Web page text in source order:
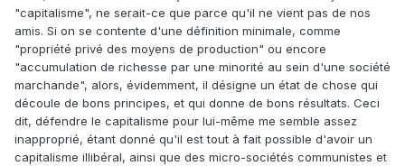
"capitalisme", ne serait-ce que parce qu'il ne vient pas de nos
amis. Si on se contente d'une définition minimale, comme
"propriété privé des moyens de production" ou encore
"accumulation de richesse par une minorité au sein d'une société
marchande", alors, évidemment, il désigne un état de chose qui
découle de bons principes, et qui donne de bons résultats. Ceci
dit, défendre le capitalisme pour lui-même me semble assez
inapproprié, étant donné qu'il est tout à fait possible d'avoir un
capitalisme illibéral, ainsi que des micro-sociétés communistes et